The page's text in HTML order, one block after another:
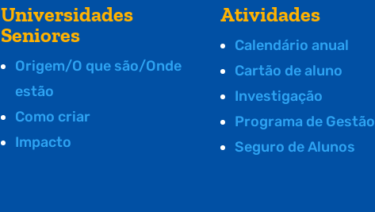
Universidades
Seniores
Origem/O que são/Onde
estão
Como criar
Impacto
Atividades
Calendário anual
Cartão de aluno
Investigação
Programa de Gestão
Seguro de Alunos